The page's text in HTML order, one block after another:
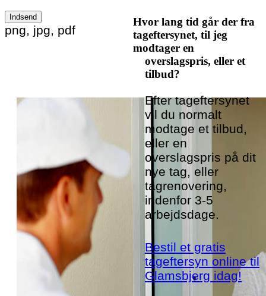
Please leave this field empty.
png, jpg, pdf
Hvor lang tid går der fra
tageftersynet, til jeg
modtager en
overslagspris, eller et
tilbud?
Efter tageftersynet
vil du normalt
modtage et tilbud,
eller en
overslagspris på dit
nye tag, eller
tagrenovering,
indenfor 3-5
arbejdsdage.
Bestil et gratis
tageftersyn online til
Glamsbjerg idag!